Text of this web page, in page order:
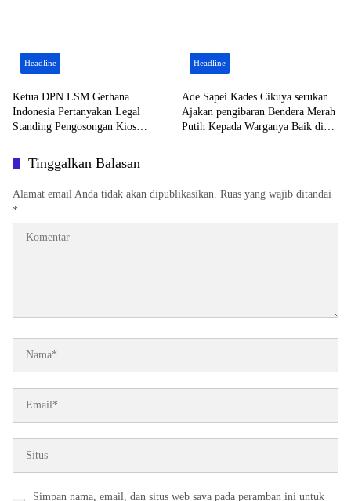
Headline
Ketua DPN LSM Gerhana
Indonesia Pertanyakan Legal
Standing Pengosongan Kios
Headline
Ade Sapei Kades Cikuya serukan
Ajakan pengibaran Bendera Merah
Putih Kepada Warganya Baik di
Tinggalkan Balasan
Alamat email Anda tidak akan dipublikasikan. Ruas yang wajib ditandai
*
Simpan nama, email, dan situs web saya pada peramban ini untuk